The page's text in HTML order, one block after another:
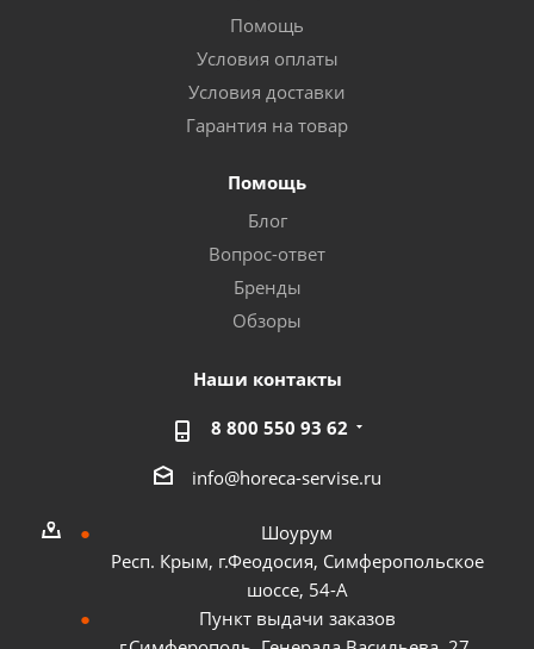
Помощь
Условия оплаты
Условия доставки
Гарантия на товар
Помощь
Блог
Вопрос-ответ
Бренды
Обзоры
Наши контакты
8 800 550 93 62
info@horeca-servise.ru
Шоурум
Респ. Крым, г.Феодосия, Симферопольское
шоссе, 54-А
Пункт выдачи заказов